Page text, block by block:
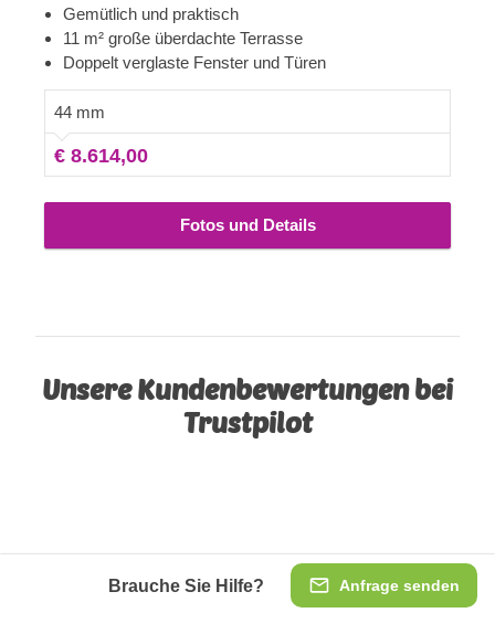
Anfrage senden
Brauche Sie Hilfe?
kommt einem schnell unsere Holzhütte PARIS in den
Sinn. Eines ihrer herausragenden Merkmale ist die
geräumige Außenterrasse, die den Innenraum erweitert
morgendlichen Kaffeepausen oder entspannte
Nachmittage im Garten bietet.
Gemütlich und praktisch
11 m² große überdachte Terrasse
Doppelt verglaste Fenster und Türen
44 mm
€ 8.614,00
Fotos und Details
Unsere Kundenbewertungen bei
Trustpilot